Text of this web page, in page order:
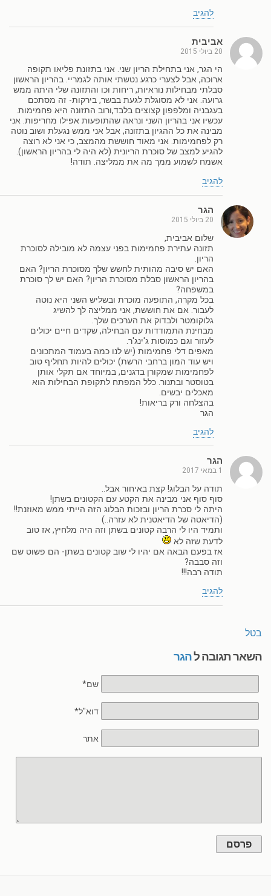
להגיב
אביבית
20 ביולי 2015
הי הגר, אני בתחילת הריון שני. אני בתזונת פליאו תקופה
ארוכה, אבל לצערי כרגע נטשתי אותה לגמריי. בהריון הראשון
סבלתי מבחילות נוראיות, ריחות וכו והתזונה שלי היתה ממש
גרועה. אני לא מסוגלת לגעת בבשר, בירקות- זה מסתכם
בעגבניה ומלפפון קצוצים בלבד,ורוב התזונה היא פחמימות.
עכשיו אני בהריון השני ונראה שהתופעות אפילו מחריפות. אני
מבינה את כל ההגיון בתזונה, אבל אני ממש נגעלת ושוב נוטה
רק לפחמימות. אני מאוד חוששת מהמצב, כי אני לא רוצה
להגיע למצב של סוכרת הריונית (לא היה לי בהריון הראשון).
אשמח לשמוע ממך מה את ממליצה. תודה!
להגיב
הגר
20 ביולי 2015
שלום אביבית,
תזונה עתירת פחמימות בפני עצמה לא מובילה לסוכרת
הריון.
האם יש סיבה מהותית לחשש שלך מסוכרת הריון? האם
בהריון הראשון סבלת מסוכרת הריון? האם יש לך סוכרת
במשפחה?
בכל מקרה, התופעה מוכרת ובשליש השני היא נוטה
לעבור. אם את חוששת, אני ממליצה לך להשיג
גלוקומטר ולבדוק את הערכים שלך.
מבחינת התמודדות עם הבחילה, שקדים חיים יכולים
לעזור וגם כמוסות ג'ינג'ר.
מאפים דלי פחמימות (יש לנו כמה בעמוד המתכונים
ויש עוד המון ברחבי הרשת) יכולים להיות תחליף טוב
לפחמימות שמקורן בדגנים, במיוחד אם תקלי אותן
בטוסטר ובתנור. כלל המפתח לתקופת הבחילות הוא
מאכלים יבשים.
בהצלחה ורק בריאות!
הגר
להגיב
הגר
1 במאי 2017
תודה על הבלוג! קצת באיחור אבל..
סוף סוף אני מבינה את הקטע עם הקטונים בשתן!
היתה לי סכרת הריון ובזכות הבלוג הזה הייתי ממש מאוזנת!!
(הדיאטה של הדיאטנית לא עזרה..)
ותמיד היו לי הרבה קטונים בשתן וזה היה מלחיץ, אז טוב
לדעת שזה לא
אז בפעם הבאה אם יהיו לי שוב קטונים בשתן- הם פשוט שם
וזה סבבה?
תודה רבה!!!
להגיב
בטל
השאר תגובה להגר
שם*
דוא"ל*
אתר
פרסם